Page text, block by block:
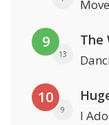
Move
9
13
The
10
9 I